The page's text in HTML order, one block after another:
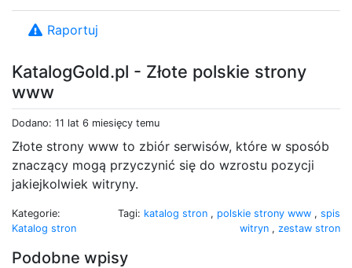
KatalogGold.pl - Złote polskie strony
www
Dodano: 11 lat 6 miesięcy temu
Złote strony www to zbiór serwisów, które w sposób
znaczący mogą przyczynić się do wzrostu pozycji
jakiejkolwiek witryny.
Kategorie:
Katalog stron
Tagi: katalog stron , polskie strony www , spis
witryn , zestaw stron
Podobne wpisy
Raportuj